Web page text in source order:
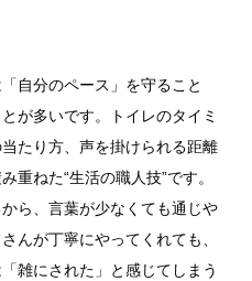
自分のペース」を守ること
が多いです。トイレのタイミ
たり方、声を掛けられる距離
重ねた“生活の職人技”です。
ら、言葉が少なくても通じや
んが丁寧にやってくれても、
雑にされた」と感じてしまう